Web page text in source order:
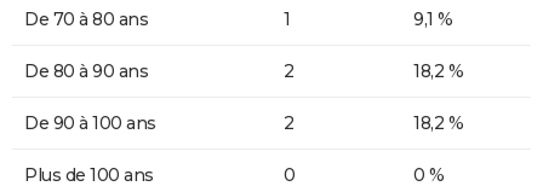
De 70 à 80 ans 1 9,1 %
De 80 à 90 ans 2 18,2 %
De 90 à 100 ans 2 18,2 %
Plus de 100 ans 0 0 %